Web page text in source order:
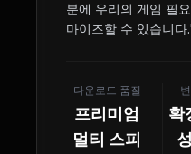
분에 우리의 게임 필
마이즈할 수 있습니다.
다운로드 품질
프리미엄
멀티 스피
확